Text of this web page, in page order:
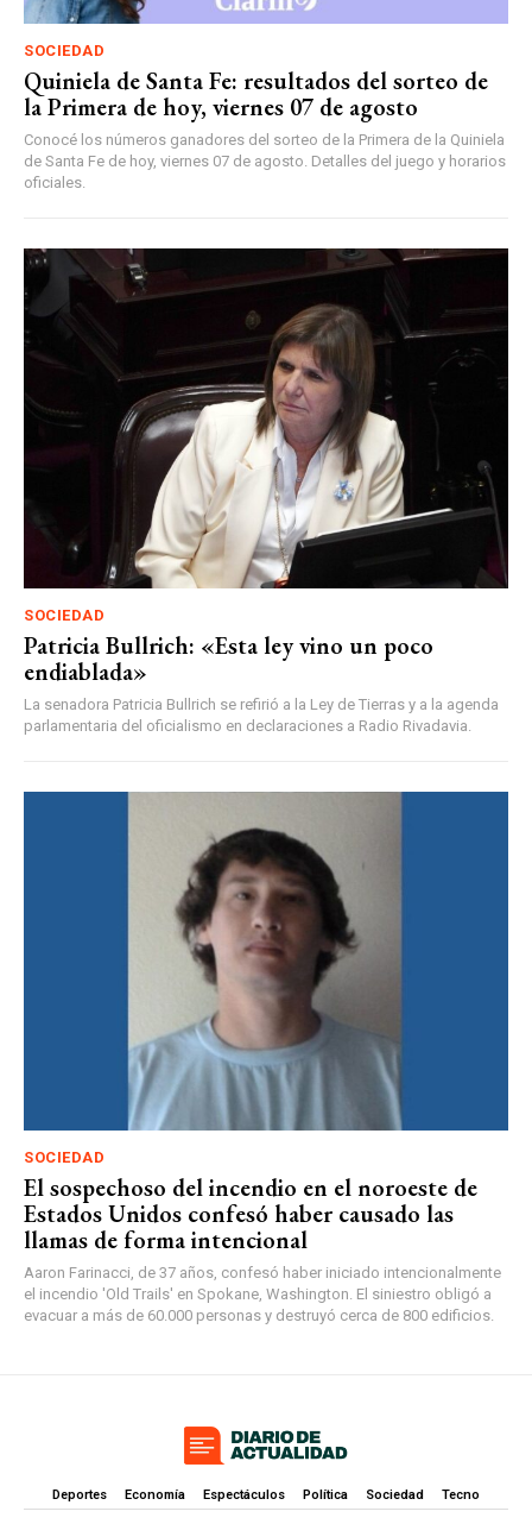
SOCIEDAD
Quiniela de Santa Fe: resultados del sorteo de
la Primera de hoy, viernes 07 de agosto
Conocé los números ganadores del sorteo de la Primera de la Quiniela
de Santa Fe de hoy, viernes 07 de agosto. Detalles del juego y horarios
oficiales.
SOCIEDAD
Patricia Bullrich: «Esta ley vino un poco
endiablada»
La senadora Patricia Bullrich se refirió a la Ley de Tierras y a la agenda
parlamentaria del oficialismo en declaraciones a Radio Rivadavia.
SOCIEDAD
El sospechoso del incendio en el noroeste de
Estados Unidos confesó haber causado las
llamas de forma intencional
Aaron Farinacci, de 37 años, confesó haber iniciado intencionalmente
el incendio 'Old Trails' en Spokane, Washington. El siniestro obligó a
evacuar a más de 60.000 personas y destruyó cerca de 800 edificios.
Deportes Economía Espectáculos Política Sociedad Tecno